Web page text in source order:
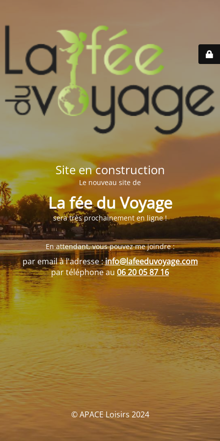
Site en construction
Le nouveau site de
La fée du Voyage
sera très prochainement en ligne !
En attendant, vous pouvez me joindre :
par email à l'adresse :info@lafeeduvoyage.com
par téléphone au 06 20 05 87 16
© APACE Loisirs 2024